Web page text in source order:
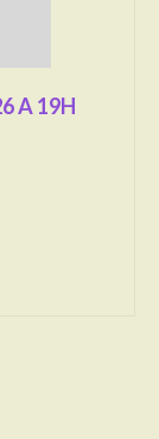
A 19H